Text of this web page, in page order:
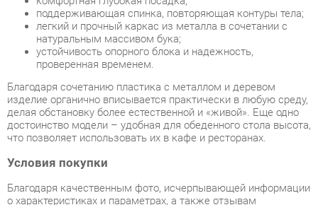
Благодаря сочетанию пластика с металлом и деревом
изделие органично вписывается практически в любую среду,
делая обстановку более естественной и «живой». Еще одно
достоинство модели – удобная для обеденного стола высота,
что позволяет использовать их в кафе и ресторанах.
Условия покупки
Благодаря качественным фото, исчерпывающей информации
о характеристиках и параметрах, а также отзывам
покупателей маркетплэйса «Стулья-Екатеринбург» купить
Стулья для кухни производства Stool group с доставкой из
производителя не составит труда.